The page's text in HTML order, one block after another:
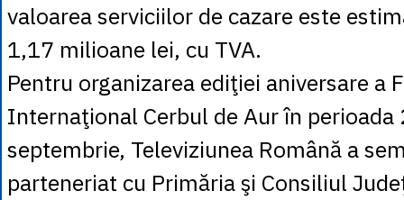
valoarea serviciilor de cazare este
1,17 milioane lei, cu TVA.
Pentru organizarea ediţiei aniversare a
Internaţional Cerbul de Aur în
septembrie, Televiziunea Română a
parteneriat cu Primăria şi Consiliul